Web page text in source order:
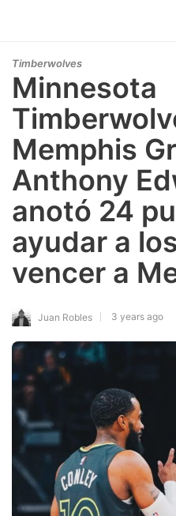
Timberwolves
Minnesota
Memphis
Anthony
anotó 24
ayudar a
vencer a
Juan Robles 3 years ago